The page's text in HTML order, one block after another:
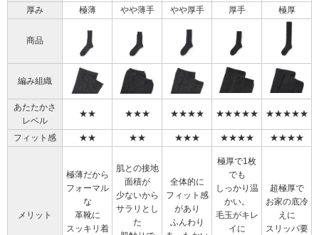
厚み
極薄 やや薄手 やや厚手 厚手 極厚
商品
編み組織
あたたかさ
レベル
★★ ★★★ ★★★★ ★★★★★ ★★★★★
フィット感 ★★ ★★ ★★★ ★★★★ ★★★★
メリット
極薄だから
フォーマル
な
革靴に
スッキリ着
肌との接地
面積が
少ないから
サラリとし
た
全体的に
フィット感
があり
ふんわり
極厚で1枚
でも
しっかり温
かい。
毛玉がキレ
イに
超極厚で
お家の底冷
えに
スリッパ要